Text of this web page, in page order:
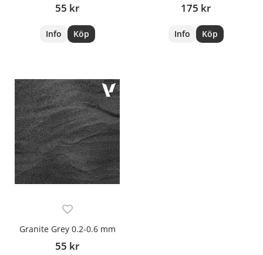
55 kr
Info Köp
175 kr
Info Köp
Granite Grey 0.2-0.6 mm
55 kr